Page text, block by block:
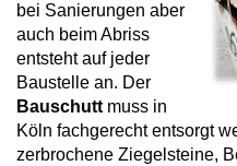
bei Sanierungen aber
auch beim Abriss
entsteht auf jeder
Baustelle an. Der
Bauschutt muss in
Köln fachgerecht entsorgt
zerbrochene Ziegelsteine,